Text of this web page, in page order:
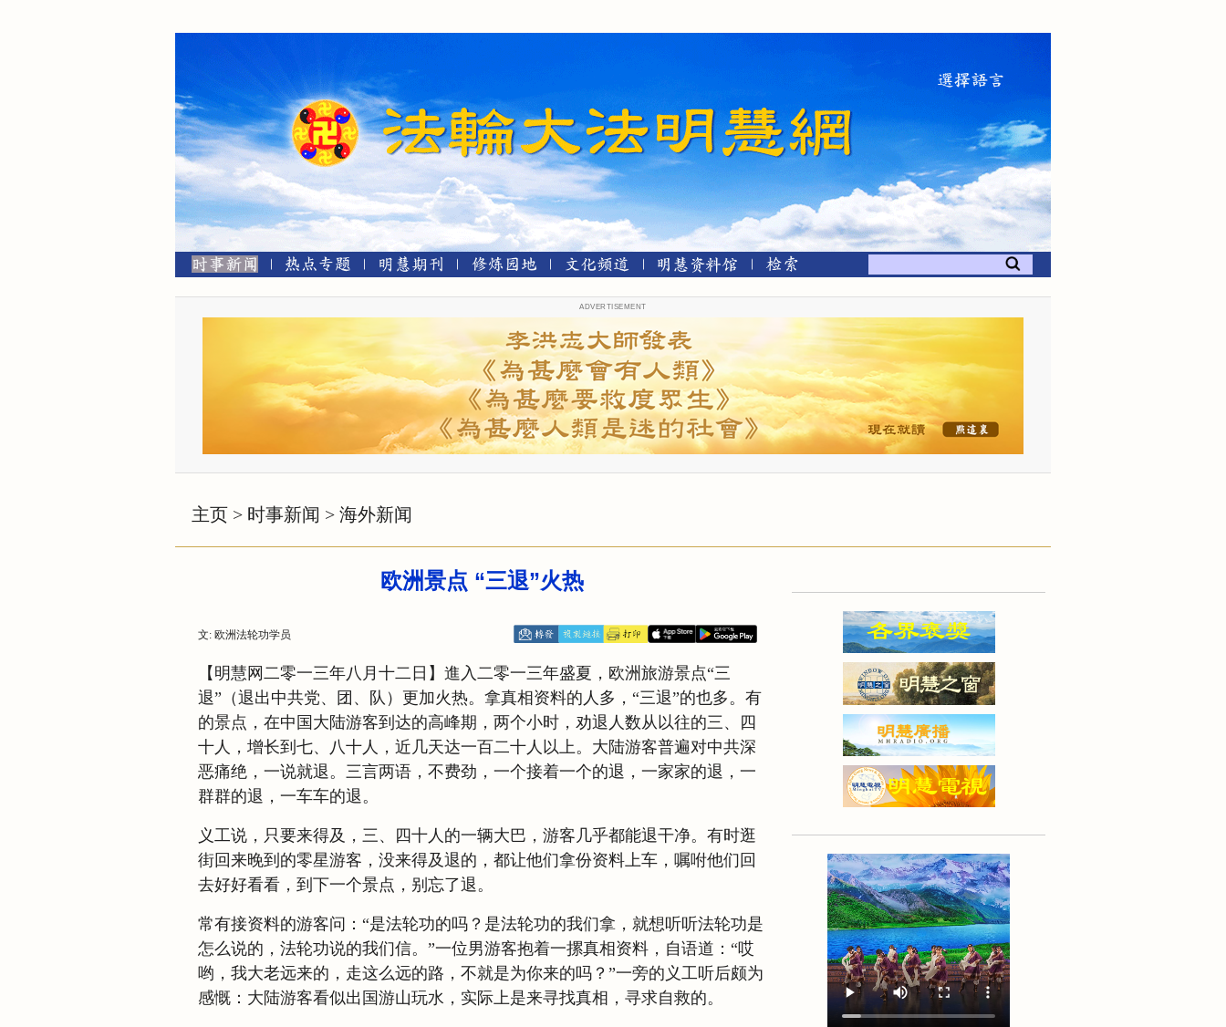
ADVERTISEMENT
主页 > 时事新闻 > 海外新闻
欧洲景点 “三退”火热
文: 欧洲法轮功学员
【明慧网二零一三年八月十二日】進入二零一三年盛夏，欧洲旅游景点“三
退”（退出中共党、团、队）更加火热。拿真相资料的人多，“三退”的也多。有
的景点，在中国大陆游客到达的高峰期，两个小时，劝退人数从以往的三、四
十人，增长到七、八十人，近几天达一百二十人以上。大陆游客普遍对中共深
恶痛绝，一说就退。三言两语，不费劲，一个接着一个的退，一家家的退，一
群群的退，一车车的退。
义工说，只要来得及，三、四十人的一辆大巴，游客几乎都能退干净。有时逛
街回来晚到的零星游客，没来得及退的，都让他们拿份资料上车，嘱咐他们回
去好好看看，到下一个景点，别忘了退。
常有接资料的游客问：“是法轮功的吗？是法轮功的我们拿，就想听听法轮功是
怎么说的，法轮功说的我们信。”一位男游客抱着一摞真相资料，自语道：“哎
哟，我大老远来的，走这么远的路，不就是为你来的吗？”一旁的义工听后颇为
感慨：大陆游客看似出国游山玩水，实际上是来寻找真相，寻求自救的。